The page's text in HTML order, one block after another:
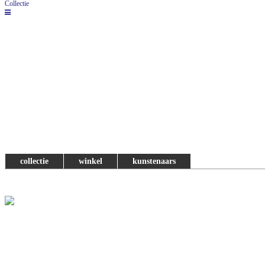
Collectie
collectie winkel kunstenaars